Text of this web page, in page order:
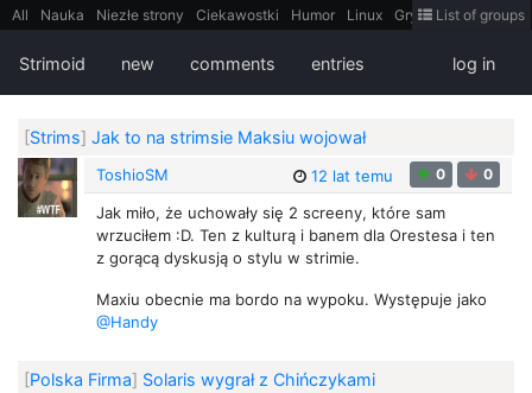
All Nauka Niezłe strony Ciekawostki Humor Linux Gry
Teh
Bezpieczeństwo
Książki Sugestie FotoHistoria
Truelolcontent
FilmyDokumentalne
gify
Cytaty Mapy Film Android itt Tradycyjne gry
List of groups
Strimoid new comments entries log in
[Strims] Jak to na strimsie Maksiu wojował
ToshioSM 12 lat temu 0 0
Jak miło, że uchowały się 2 screeny, które sam
wrzuciłem :D. Ten z kulturą i banem dla Orestesa i ten
z gorącą dyskusją o stylu w strimie.
Maxiu obecnie ma bordo na wypoku. Występuje jako
@Handy
[Polska Firma] Solaris wygrał z Chińczykami